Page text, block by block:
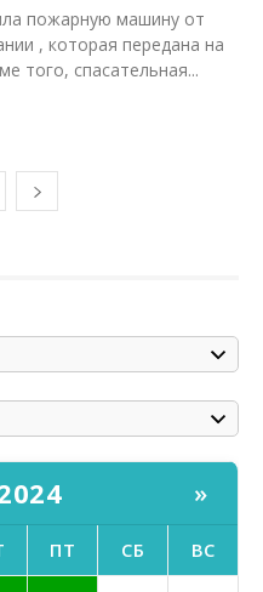
пожарную машину от
, которая передана на
того, спасательная...
»
ПТ СБ ВС